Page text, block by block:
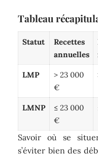
Tableau
Statut
Recettes
annuelles
LMP
> 23 000
€
LMNP
≤ 23 000
€
Savoir où se
s’éviter bien des